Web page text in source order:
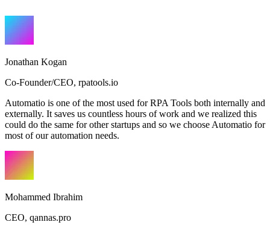
Jonathan Kogan
Co-Founder/CEO, rpatools.io
Automatio is one of the most used for RPA Tools both internally and
externally. It saves us countless hours of work and we realized this
could do the same for other startups and so we choose Automatio for
most of our automation needs.
Mohammed Ibrahim
CEO, qannas.pro